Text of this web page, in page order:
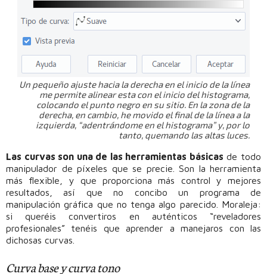
Un pequeño ajuste hacia la derecha en el inicio de la línea
me permite alinear esta con el inicio del histograma,
colocando el punto negro en su sitio. En la zona de la
derecha, en cambio, he movido el final de la línea a la
izquierda, “adentrándome en el histograma” y, por lo
tanto, quemando las altas luces.
Las curvas son una de las herramientas básicas de todo
manipulador de píxeles que se precie. Son la herramienta
más flexible, y que proporciona más control y mejores
resultados, así que no concibo un programa de
manipulación gráfica que no tenga algo parecido. Moraleja:
si queréis convertiros en auténticos “reveladores
profesionales” tenéis que aprender a manejaros con las
dichosas curvas.
Curva base y curva tono